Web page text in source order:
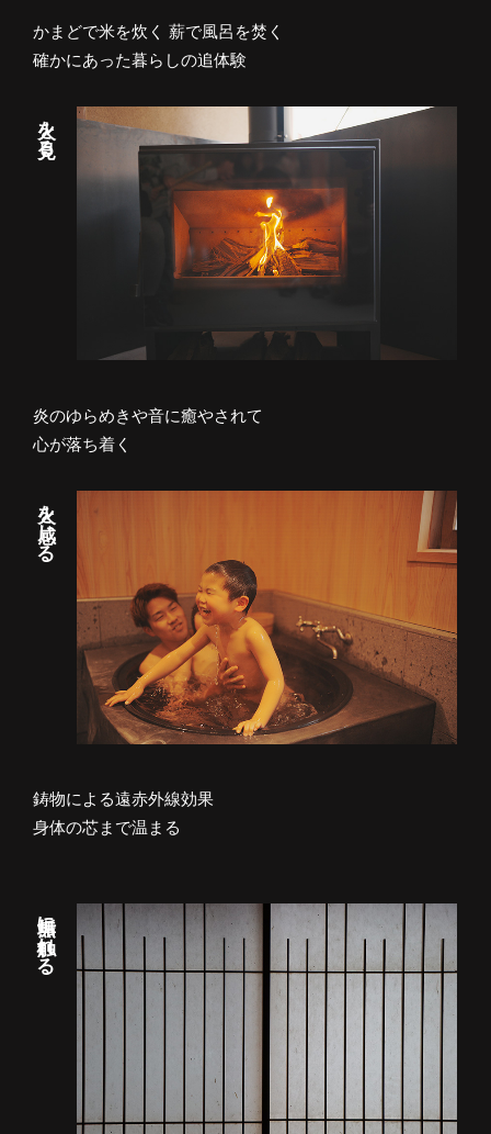
かまどで米を炊く 薪で風呂を焚く
確かにあった暮らしの追体験
火を見る
炎のゆらめきや音に癒やされて
心が落ち着く
火を感じる
鋳物による遠赤外線効果
身体の芯まで温まる
無垢に触れる